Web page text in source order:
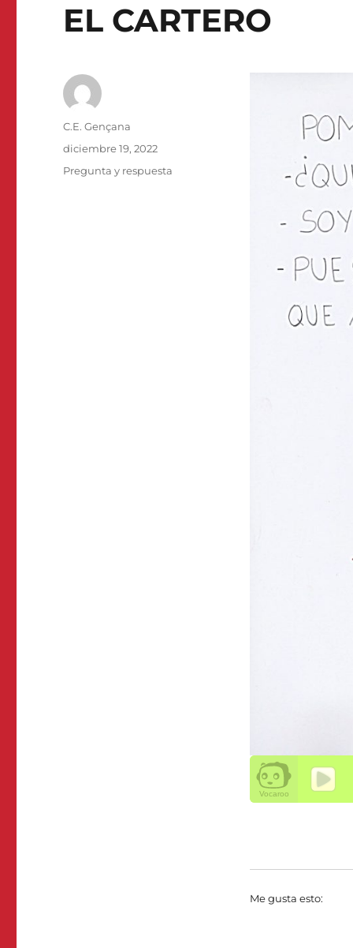
EL CARTERO
Me gusta esto:
Autor
C.E. Gençana
Publicado
diciembre 19, 2022
Categorías
Pregunta y respuesta